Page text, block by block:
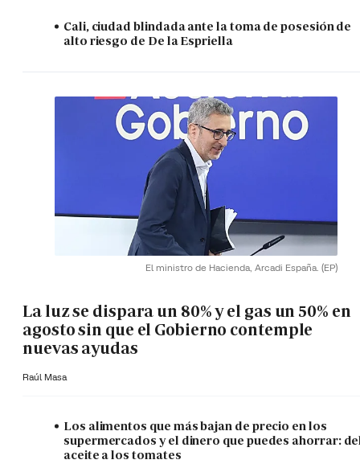
Cali, ciudad blindada ante la toma de posesión de
alto riesgo de De la Espriella
El ministro de Hacienda, Arcadi España. (EP)
La luz se dispara un 80% y el gas un 50% en
agosto sin que el Gobierno contemple
nuevas ayudas
Raúl Masa
Los alimentos que más bajan de precio en los
supermercados y el dinero que puedes ahorrar:
aceite a los tomates